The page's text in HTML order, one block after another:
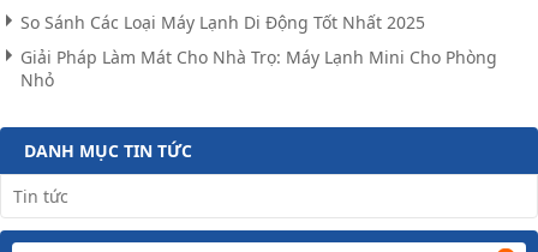
So Sánh Các Loại Máy Lạnh Di Động Tốt Nhất 2025
Giải Pháp Làm Mát Cho Nhà Trọ: Máy Lạnh Mini Cho Phòng
Nhỏ
DANH MỤC TIN TỨC
Tin tức